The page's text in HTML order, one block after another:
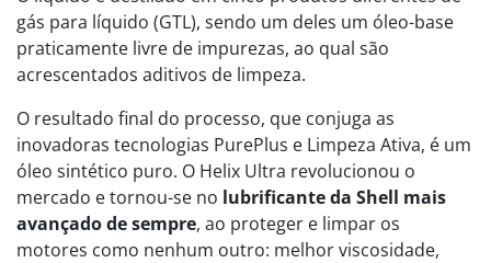
gás para líquido (GTL), sendo um deles um óleo-base
praticamente livre de impurezas, ao qual são
acrescentados aditivos de limpeza.
O resultado final do processo, que conjuga as
inovadoras tecnologias PurePlus e Limpeza Ativa, é um
óleo sintético puro. O Helix Ultra revolucionou o
mercado e tornou-se no lubrificante da Shell mais
avançado de sempre, ao proteger e limpar os
motores como nenhum outro: melhor viscosidade,